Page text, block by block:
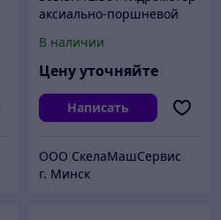
аксиально-поршневой
автокрана.
В наличии
Цену уточняйте
Написать
ООО СкелаМашСервис
г. Минск